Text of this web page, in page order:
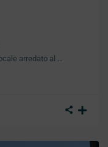
arredato al …